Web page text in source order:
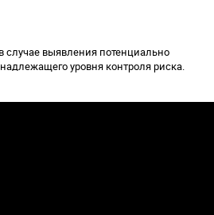
выявления потенциально
уровня контроля риска.